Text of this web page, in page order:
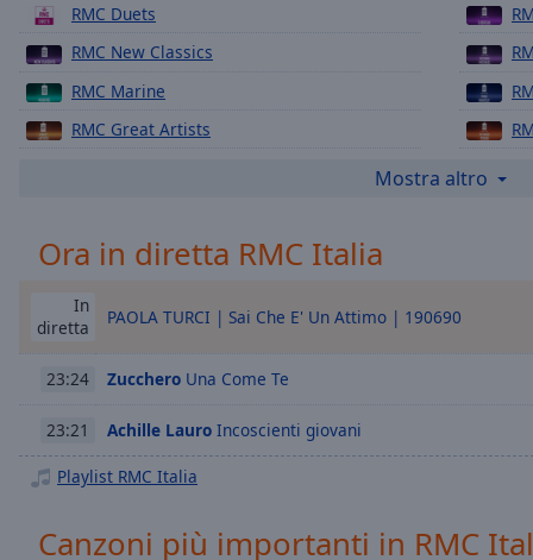
Chapters
descriptions
off
subtitles
opens
settings
subtitles
selected
Track
RMC Duets
RMC New Classics
RMC Marine
RMC Great Artists
RMC Love Songs
RMC Buddha-Bar Monte Carlo
RMC Romantic Rock
RMC Сool
RMC Next
Mostra altro
Ora in diretta RMC Italia
In
diretta
PAOLA TURCI | Sai Che E' Un Attimo | 190690
23:24 Zucchero Una Come Te
23:21 Achille Lauro Incoscienti giovani
Playlist RMC Italia
Canzoni più importanti in RMC